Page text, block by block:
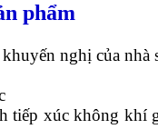
phẩm
nghị của nhà
tiếp xúc không khí